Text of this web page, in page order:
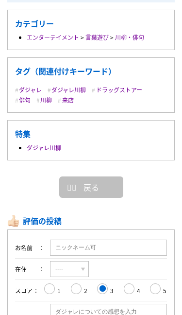
カテゴリー
エンターテイメント >言葉遊び> 川柳・俳句
タグ（関連付けキーワード）
ダジャレ ダジャレ川柳
ドラッグストアー
俳句
川柳 来店
特集
ダジャレ川柳
戻る
評価の投稿
お名前
在住
スコア 1 2 3 4 5